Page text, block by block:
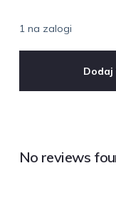
1 na zalogi
Dodaj
No reviews